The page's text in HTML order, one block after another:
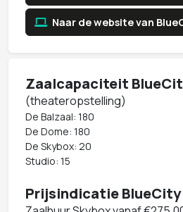
Naar de website van
Zaalcapaciteit
(theateropstelling)
De Balzaal: 180
De Dome: 180
De Skybox: 20
Studio: 15
Prijsindicatie BlueCity